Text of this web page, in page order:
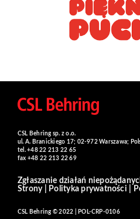
CSL Behring sp. z o.o.
ul. A. Branickiego 17; 02-972 Warszawa;
tel. +48 22 213 22 65
fax +48 22 213 22 69
Zgłaszanie działań
Strony| Polityka prywatności
CSL Behring © 2022 | POL-CRP-0106